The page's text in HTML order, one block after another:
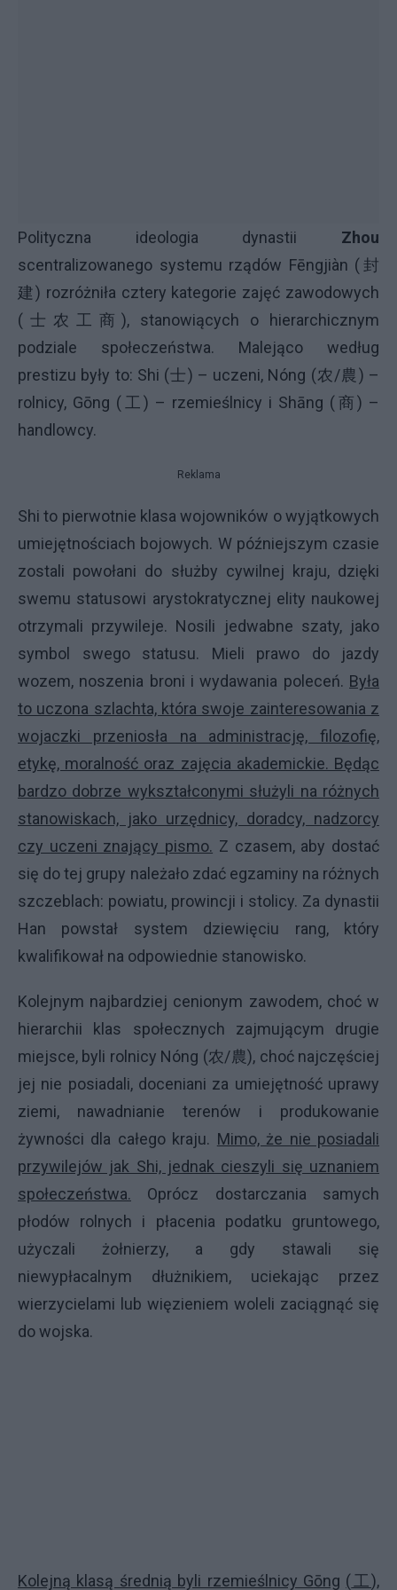
Polityczna ideologia dynastii Zhou
scentralizowanego systemu rządów Fēngjiàn (封
建) rozróżniła cztery kategorie zajęć zawodowych
(士农工商), stanowiących o hierarchicznym
podziale społeczeństwa. Malejąco według
prestizu były to: Shi (士) – uczeni, Nóng (农/農) –
rolnicy, Gōng (工) – rzemieślnicy i Shāng (商) –
handlowcy.
Reklama
Shi to pierwotnie klasa wojowników o wyjątkowych
umiejętnościach bojowych. W późniejszym czasie
zostali powołani do służby cywilnej kraju, dzięki
swemu statusowi arystokratycznej elity naukowej
otrzymali przywileje. Nosili jedwabne szaty, jako
symbol swego statusu. Mieli prawo do jazdy
wozem, noszenia broni i wydawania poleceń. Była
to uczona szlachta, która swoje zainteresowania z
wojaczki przeniosła na administrację, filozofię,
etykę, moralność oraz zajęcia akademickie. Będąc
bardzo dobrze wykształconymi służyli na różnych
stanowiskach, jako urzędnicy, doradcy, nadzorcy
czy uczeni znający pismo. Z czasem, aby dostać
się do tej grupy należało zdać egzaminy na różnych
szczeblach: powiatu, prowincji i stolicy. Za dynastii
Han powstał system dziewięciu rang, który
kwalifikował na odpowiednie stanowisko.
Kolejnym najbardziej cenionym zawodem, choć w
hierarchii klas społecznych zajmującym drugie
miejsce, byli rolnicy Nóng (农/農), choć najczęściej
jej nie posiadali, doceniani za umiejętność uprawy
ziemi, nawadnianie terenów i produkowanie
żywności dla całego kraju. Mimo, że nie posiadali
przywilejów jak Shi, jednak cieszyli się uznaniem
społeczeństwa. Oprócz dostarczania samych
płodów rolnych i płacenia podatku gruntowego,
użyczali żołnierzy, a gdy stawali się
niewypłacalnym dłużnikiem, uciekając przez
wierzycielami lub więzieniem woleli zaciągnąć się
do wojska.
Kolejną klasą średnią byli rzemieślnicy Gōng ( 工),